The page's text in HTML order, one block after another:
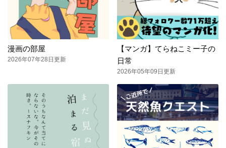
漫画の部屋
2026年07年28日更新
【マンガ】てらねこミー子の
日常
2026年05年09日更新